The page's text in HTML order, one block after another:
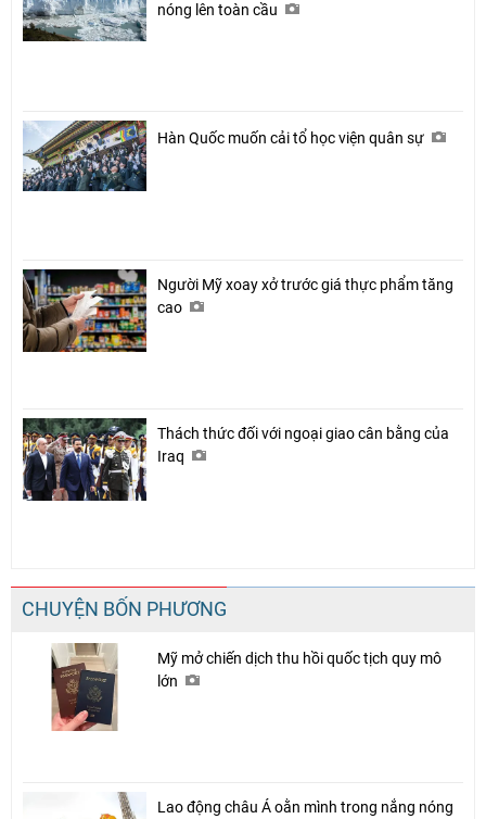
nóng lên toàn cầu
Hàn Quốc muốn cải tổ học viện quân sự
Người Mỹ xoay xở trước giá thực phẩm tăng
cao
Thách thức đối với ngoại giao cân bằng của
Iraq
CHUYỆN BỐN PHƯƠNG
Mỹ mở chiến dịch thu hồi quốc tịch quy mô
lớn
Lao động châu Á oằn mình trong nắng nóng